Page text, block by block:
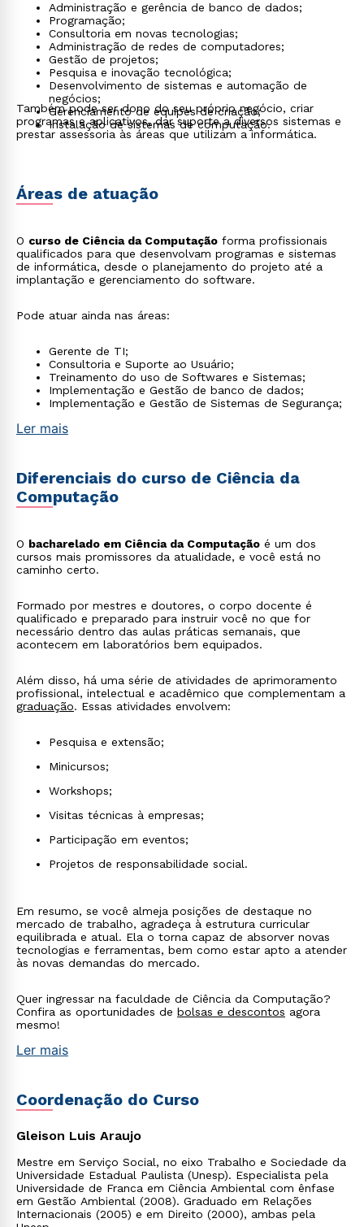
Administração e gerência de banco de dados;
Programação;
Consultoria em novas tecnologias;
Administração de redes de computadores;
Gestão de projetos;
Pesquisa e inovação tecnológica;
Desenvolvimento de sistemas e automação de
negócios;
Gerenciamento de equipes de criação;
Instalação de sistemas de computação.
Também pode ser dono do seu próprio negócio, criar
programas e aplicativos, dar suporte a diversos sistemas e
prestar assessoria às áreas que utilizam a informática.
Áreas de atuação
O curso de Ciência da Computação forma profissionais
qualificados para que desenvolvam programas e sistemas
de informática, desde o planejamento do projeto até a
implantação e gerenciamento do software.
Pode atuar ainda nas áreas:
Gerente de TI;
Consultoria e Suporte ao Usuário;
Treinamento do uso de Softwares e Sistemas;
Implementação e Gestão de banco de dados;
Implementação e Gestão de Sistemas de Segurança;
Ler mais
Diferenciais do curso de Ciência da
Computação
O bacharelado em Ciência da Computação é um dos
cursos mais promissores da atualidade, e você está no
caminho certo.
Formado por mestres e doutores, o corpo docente é
qualificado e preparado para instruir você no que for
necessário dentro das aulas práticas semanais, que
acontecem em laboratórios bem equipados.
Além disso, há uma série de atividades de aprimoramento
profissional, intelectual e acadêmico que complementam a
graduação. Essas atividades envolvem:
Pesquisa e extensão;
Minicursos;
Workshops;
Visitas técnicas à empresas;
Participação em eventos;
Projetos de responsabilidade social.
Em resumo, se você almeja posições de destaque no
mercado de trabalho, agradeça à estrutura curricular
equilibrada e atual. Ela o torna capaz de absorver novas
tecnologias e ferramentas, bem como estar apto a atender
às novas demandas do mercado.
Quer ingressar na faculdade de Ciência da Computação?
Confira as oportunidades de bolsas e descontos agora
mesmo!
Ler mais
Coordenação do Curso
Gleison Luis Araujo
Mestre em Serviço Social, no eixo Trabalho e Sociedade da
Universidade Estadual Paulista (Unesp). Especialista pela
Universidade de Franca em Ciência Ambiental com ênfase
em Gestão Ambiental (2008). Graduado em Relações
Internacionais (2005) e em Direito (2000), ambas pela